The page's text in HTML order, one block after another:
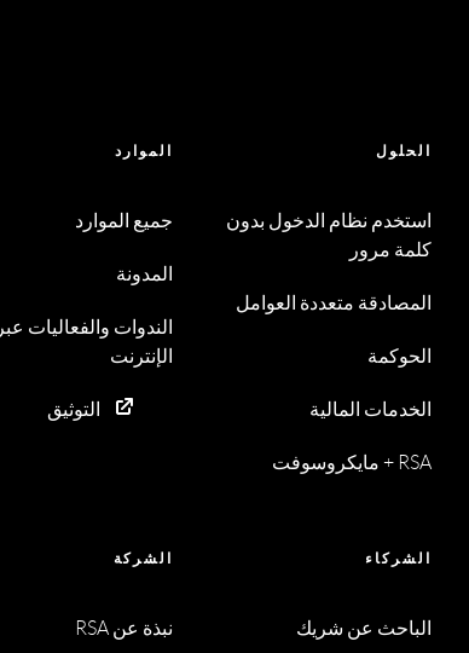
الحلول
استخدم نظام الدخول بدون
كلمة مرور
المصادقة متعددة العوامل
الحوكمة
الخدمات المالية
RSA + مايكروسوفت
الموارد
جميع الموارد
المدونة
الندوات والفعاليات عبر
الإنترنت
التوثيق
الشركاء
الباحث عن شريك
الشركة
نبذة عن RSA